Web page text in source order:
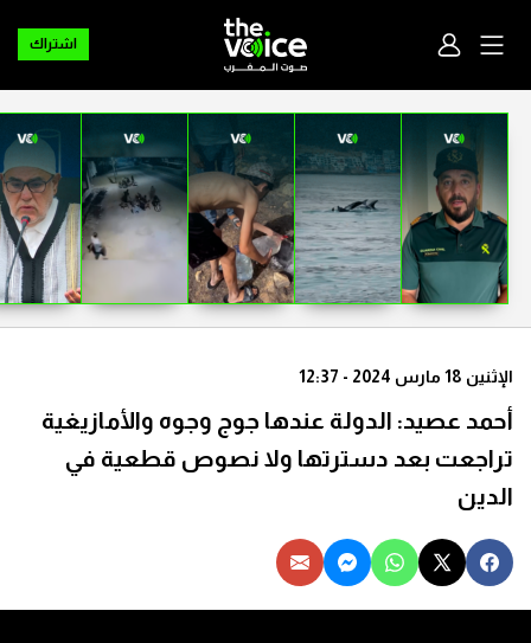
اشتراك
الإثنين 18 مارس 2024 - 12:37
أحمد عصيد: الدولة عندها جوج وجوه والأمازيغية
تراجعت بعد دسترتها ولا نصوص قطعية في
الدين